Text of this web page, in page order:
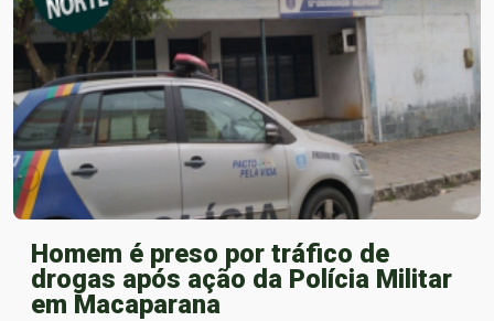
Homem é preso por tráfico de
drogas após ação da Polícia Militar
em Macaparana